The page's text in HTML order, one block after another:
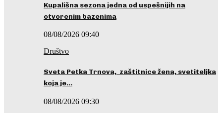
Kupališna sezona jedna od uspešnijih na
otvorenim bazenima
08/08/2026 09:40
Društvo
Sveta Petka Trnova, zaštitnice žena, svetiteljka
koja je…
08/08/2026 09:30